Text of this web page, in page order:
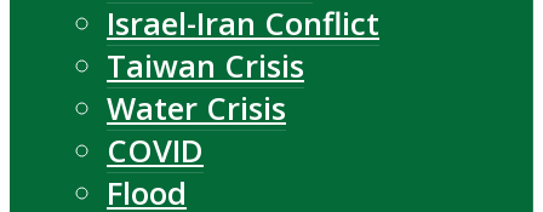
Israel-Iran Conflict
Taiwan Crisis
Water Crisis
COVID
Flood